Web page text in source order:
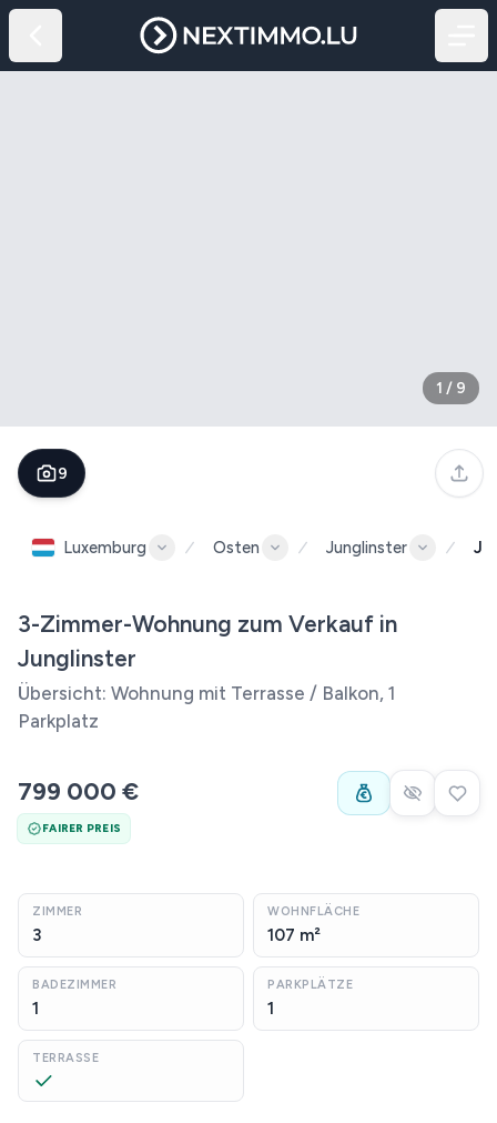
1 / 9
9
Luxemburg Osten Junglinster
3-Zimmer-Wohnung zum Verkauf in
Junglinster
Übersicht: Wohnung mit Terrasse / Balkon, 1
Parkplatz
799 000 €
FAIRER PREIS
ZIMMER
3
WOHNFLÄCHE
107 m²
BADEZIMMER
1
PARKPLÄTZE
1
TERRASSE